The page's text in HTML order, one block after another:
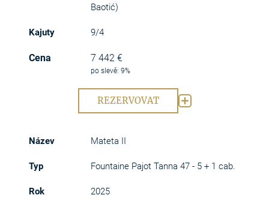
Baotić)
9/4
7 442 €
po slevě: 9%
REZERVOVAT
Mateta II
Fountaine Pajot Tanna 47 - 5 + 1 cab.
2025